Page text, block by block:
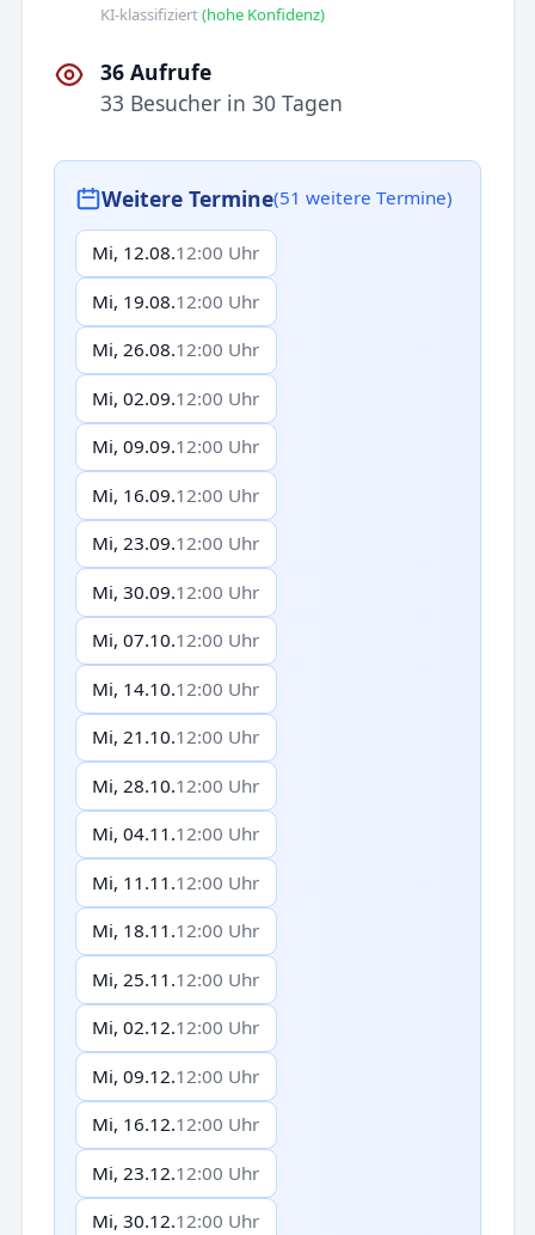
KI-klassifiziert(hohe Konfidenz)
36 Aufrufe
33 Besucher in 30 Tagen
Weitere Termine(51 weitere Termine)
Mi, 12.08.12:00 Uhr
Mi, 19.08.12:00 Uhr
Mi, 26.08.12:00 Uhr
Mi, 02.09.12:00 Uhr
Mi, 09.09.12:00 Uhr
Mi, 16.09.12:00 Uhr
Mi, 23.09.12:00 Uhr
Mi, 30.09.12:00 Uhr
Mi, 07.10.12:00 Uhr
Mi, 14.10.12:00 Uhr
Mi, 21.10.12:00 Uhr
Mi, 28.10.12:00 Uhr
Mi, 04.11.12:00 Uhr
Mi, 11.11.12:00 Uhr
Mi, 18.11.12:00 Uhr
Mi, 25.11.12:00 Uhr
Mi, 02.12.12:00 Uhr
Mi, 09.12.12:00 Uhr
Mi, 16.12.12:00 Uhr
Mi, 23.12.12:00 Uhr
Mi, 30.12.12:00 Uhr